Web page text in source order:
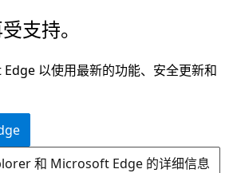
支持。
以使用最新的功能、安全更新和
和 Microsoft Edge 的详细信息